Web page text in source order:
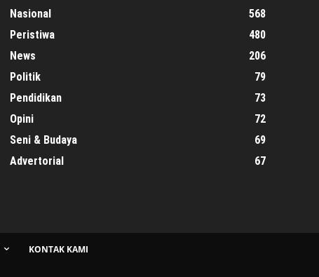
Nasional
568
Peristiwa
480
News
206
Politik
79
Pendidikan
73
Opini
72
Seni & Budaya
69
Advertorial
67
KONTAK KAMI